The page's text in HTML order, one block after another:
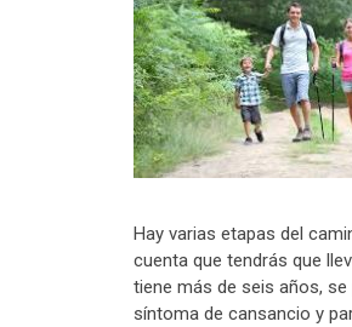
Hay varias etapas del
cuenta que tendrás que
tiene más de seis años,
síntoma de cansancio y